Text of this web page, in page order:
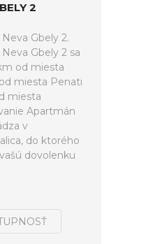
2
Gbely 2.
Gbely 2 sa
od miesta
miesta Penati
miesta
Apartmán
v
do ktorého
dovolenku